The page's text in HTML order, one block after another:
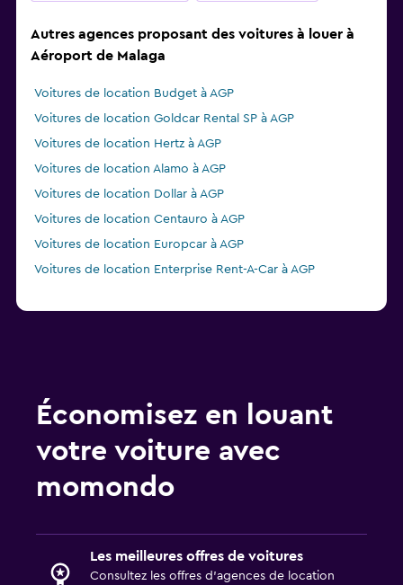
Autres agences proposant des voitures à louer à
Aéroport de Malaga
Voitures de location Budget à AGP
Voitures de location Goldcar Rental SP à AGP
Voitures de location Hertz à AGP
Voitures de location Alamo à AGP
Voitures de location Dollar à AGP
Voitures de location Centauro à AGP
Voitures de location Europcar à AGP
Voitures de location Enterprise Rent-A-Car à AGP
Économisez en louant
votre voiture avec
momondo
Les meilleures offres de voitures
Consultez les offres d’agences de location